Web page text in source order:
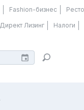
Fashion-бизнес
Директ Лизинг Налоги